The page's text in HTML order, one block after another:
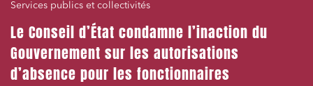
Services publics et collectivités
Le Conseil d’État condamne l’inaction du
Gouvernement sur les autorisations
d’absence pour les fonctionnaires